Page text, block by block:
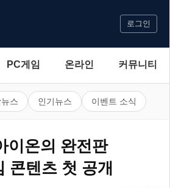
로그인
PC게임 온라인 커뮤니티
스 인기뉴스 이벤트 소식
이온의 완전판
콘텐츠 첫 공개